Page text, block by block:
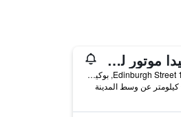
أفيدا موتور لودج
151 Edinburgh Street, بوكيكوه, نيوزيلندا